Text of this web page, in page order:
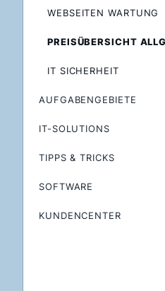
WEBSEITEN WARTUNG
PREISÜBERSICHT
IT SICHERHEIT
AUFGABENGEBIETE
IT-SOLUTIONS
TIPPS & TRICKS
SOFTWARE
KUNDENCENTER